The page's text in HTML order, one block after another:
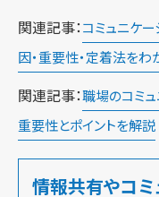
関連記事： コミュニケ
因・重要性・定着法をわ
関連記事：職場のコミ
重要性とポイントを解説
情報共有やコミ